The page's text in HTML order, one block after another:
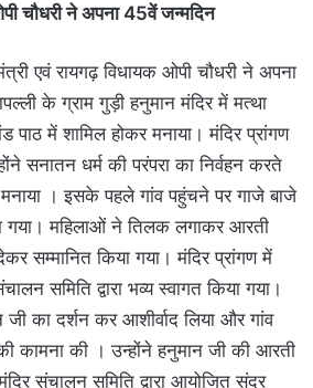
चौधरी ने अपना 45वें जन्मदिन
एवं रायगढ़ विधायक ओपी चौधरी ने अपना
के ग्राम गुड़ी हनुमान मंदिर में मत्था
में शामिल होकर मनाया। मंदिर प्रांगण
सनातन धर्म की परंपरा का निर्वहन करते
मनाया । इसके पहले गांव पहुंचने पर गाजे बाजे
गया। महिलाओं ने तिलक लगाकर आरती
सम्मानित किया गया। मंदिर प्रांगण में
समिति द्वारा भव्य स्वागत किया गया।
जी का दर्शन कर आशीर्वाद लिया और गांव
कामना की । उन्होंने हनुमान जी की आरती
संचालन समिति द्वारा आयोजित सुंदर